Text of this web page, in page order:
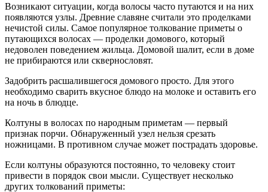
Возникают ситуации, когда волосы часто путаются и на них
появляются узлы. Древние славяне считали это проделками
нечистой силы. Самое популярное толкование приметы о
путающихся волосах — проделки домового, который
недоволен поведением жильца. Домовой шалит, если в доме
не прибираются или сквернословят.
Задобрить расшалившегося домового просто. Для этого
необходимо сварить вкусное блюдо на молоке и оставить его
на ночь в блюдце.
Колтуны в волосах по народным приметам — первый
признак порчи. Обнаруженный узел нельзя срезать
ножницами. В противном случае может пострадать здоровье.
Если колтуны образуются постоянно, то человеку стоит
привести в порядок свои мысли. Существует несколько
других толкований приметы: